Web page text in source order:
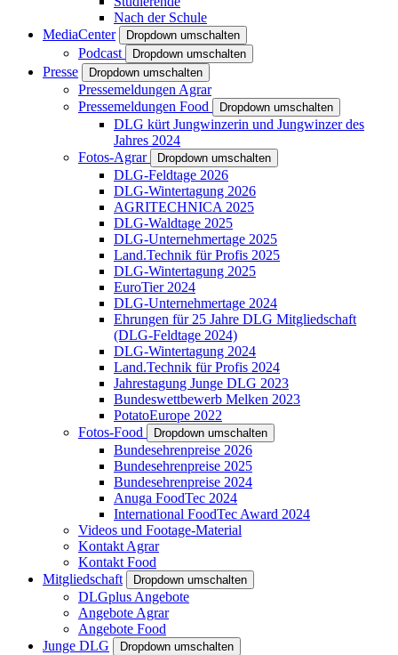
Nach der Schule
MediaCenter
Dropdown umschalten
Podcast Dropdown umschalten
Presse Dropdown umschalten
Pressemeldungen Agrar
Pressemeldungen Food
Dropdown umschalten
DLG kürt Jungwinzerin und Jungwinzer des
Jahres 2024
Fotos-Agrar
Dropdown umschalten
DLG-Feldtage 2026
DLG-Wintertagung 2026
AGRITECHNICA 2025
DLG-Waldtage 2025
DLG-Unternehmertage 2025
Land.Technik für Profis 2025
DLG-Wintertagung 2025
EuroTier 2024
DLG-Unternehmertage 2024
Ehrungen für 25 Jahre DLG Mitgliedschaft
(DLG-Feldtage 2024)
DLG-Wintertagung 2024
Land.Technik für Profis 2024
Jahrestagung Junge DLG 2023
Bundeswettbewerb Melken 2023
PotatoEurope 2022
Fotos-Food
Dropdown umschalten
Bundesehrenpreise 2026
Bundesehrenpreise 2025
Bundesehrenpreise 2024
Anuga FoodTec 2024
International FoodTec Award 2024
Videos und Footage-Material
Kontakt Agrar
Kontakt Food
Mitgliedschaft
Dropdown umschalten
DLGplus Angebote
Angebote Agrar
Angebote Food
Junge DLG
Dropdown umschalten